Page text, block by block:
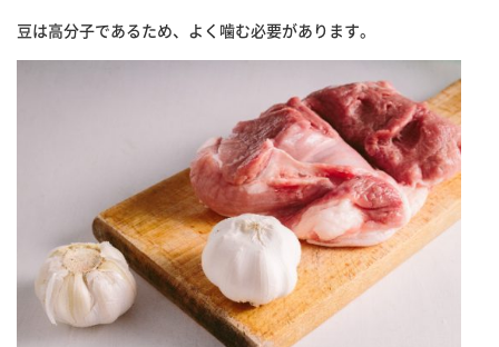
豆は高分子であるため、よく噛む必要があります。